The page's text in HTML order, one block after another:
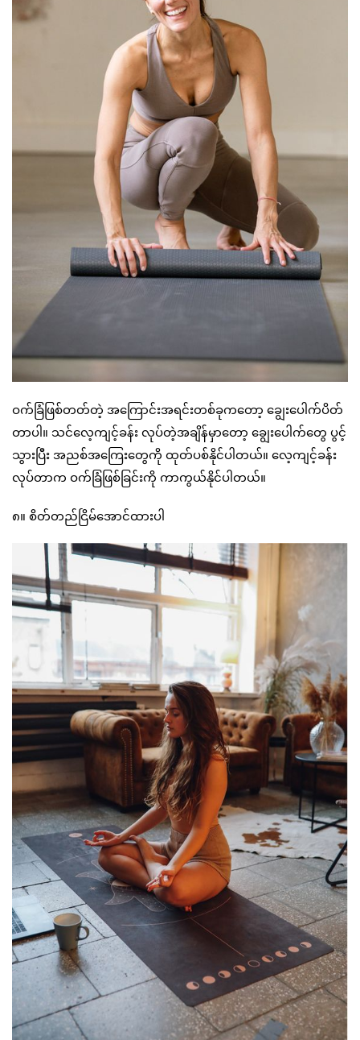
ဝက်ခြံဖြစ်တတ်တဲ့ အကြောင်းအရင်းတစ်ခုကတော့ ချွေးပေါက်ပိတ်
တာပါ။ သင်လေ့ကျင့်ခန်း လုပ်တဲ့အချိန်မှာတော့ ချွေးပေါက်တွေ ပွင့်
သွားပြီး အညစ်အကြေးတွေကို ထုတ်ပစ်နိုင်ပါတယ်။ လေ့ကျင့်ခန်း
လုပ်တာက ဝက်ခြံဖြစ်ခြင်းကို ကာကွယ်နိုင်ပါတယ်။
၈။ စိတ်တည်ငြိမ်အောင်ထားပါ